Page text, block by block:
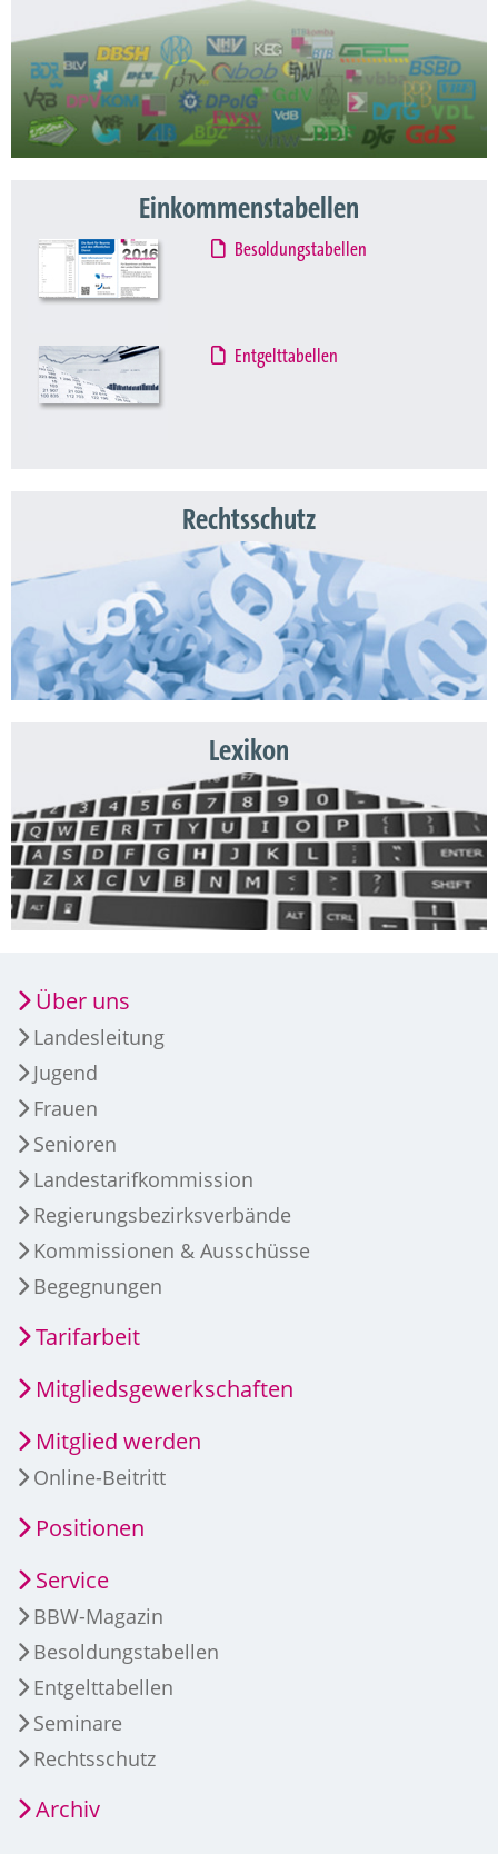
Einkommenstabellen
Besoldungstabellen
Entgelttabellen
Rechtsschutz
Lexikon
Über uns
Landesleitung
Jugend
Frauen
Senioren
Landestarifkommission
Regierungsbezirksverbände
Kommissionen & Ausschüsse
Begegnungen
Tarifarbeit
Mitgliedsgewerkschaften
Mitglied werden
Online-Beitritt
Positionen
Service
BBW-Magazin
Besoldungstabellen
Entgelttabellen
Seminare
Rechtsschutz
Archiv